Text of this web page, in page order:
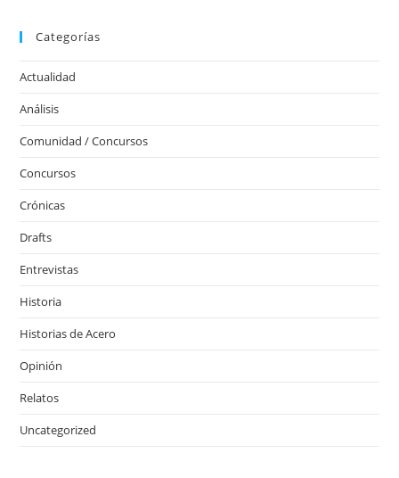
Categorías
Actualidad
Análisis
Comunidad / Concursos
Concursos
Crónicas
Drafts
Entrevistas
Historia
Historias de Acero
Opinión
Relatos
Uncategorized